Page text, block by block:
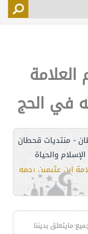
في الحج
- منتديات قحطان
والحياة
ابن عثيمين رحمه
مايتعلق بديننا